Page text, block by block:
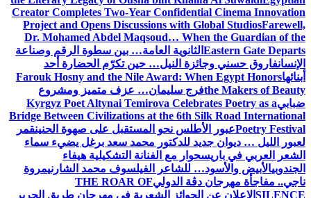
Creator Completes Two-Year Confidential Cinema Innovation
Project and Opens Discussions with Global StudiosFarewell,
Dr. Mohamed Abdel Maqsoud… When the Guardian of the
Eastern Gate Departs الثانوية العامة… بين سطوة الرقم وصناعة
الإنسانفاروق حسني وجائزة النيل… حين تكرّم الحضارة أحد
أبنائهاFarouk Hosny and the Nile Award: When Egypt Honors
the Makers of Beautyفرج سليمان… عزف متميز ومشروع
ضبابيKyrgyz Poet Altynai Temirova Celebrates Poetry as a
Bridge Between Civilizations at the 6th Silk Road International
Poetry Festivalعبور الأطلس نحو المستقبل على صهوة الحنينقمر
لعبور الليل … ديوان جديد للدكتور محمد سعد برغل يضيء سماء
الشعر العربي في باريسحوار مع الفنانة التشكيلية هيفاء
الجندوبيالأبيض والأسود… للشاعر الفيلسوف محمد الشارنيمروة
ناجي.. مفاجأة مهرجان دڨة الدوليTHE ROAR OF
SILENCE الإعلان عن الجوائز الشعرية في مهرجان طريق الحرير